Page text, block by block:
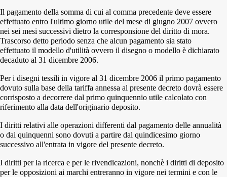
Il pagamento della somma di cui al comma precedente deve essere
effettuato entro l'ultimo giorno utile del mese di giugno 2007 ovvero
nei sei mesi successivi dietro la corresponsione del diritto di mora.
Trascorso detto periodo senza che alcun pagamento sia stato
effettuato il modello d'utilità ovvero il disegno o modello è dichiarato
decaduto al 31 dicembre 2006.
Per i disegni tessili in vigore al 31 dicembre 2006 il primo pagamento
dovuto sulla base della tariffa annessa al presente decreto dovrà essere
corrisposto a decorrere dal primo quinquennio utile calcolato con
riferimento alla data dell'originario deposito.
I diritti relativi alle operazioni differenti dal pagamento delle annualità
o dai quinquenni sono dovuti a partire dal quindicesimo giorno
successivo all'entrata in vigore del presente decreto.
I diritti per la ricerca e per le rivendicazioni, nonchè i diritti di deposito
per le opposizioni ai marchi entreranno in vigore nei termini e con le